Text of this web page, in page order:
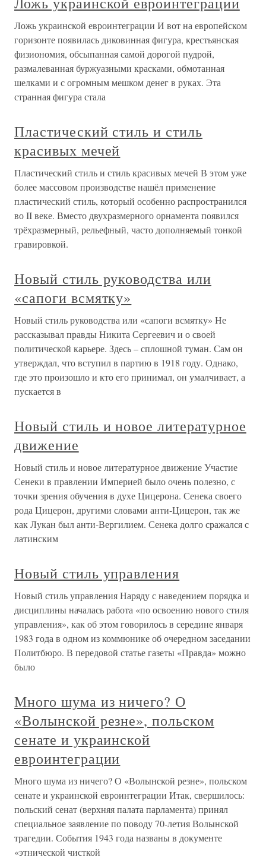
Ложь украинской евроинтеграции И вот на европейском
горизонте появилась диковинная фигура, крестьянская
физиономия, обсыпанная самой дорогой пудрой,
размалеванная буржуазными красками, обмотанная
шелками и с огромным мешком денег в руках. Эта
странная фигура стала
Пластический стиль и стиль
красивых мечей
Пластический стиль и стиль красивых мечей В этом уже
более массовом производстве нашёл применение
пластический стиль, который особенно распространился
во II веке. Вместо двухразмерного орнамента появился
трёхразмерный, рельефный, часто дополняемый тонкой
гравировкой.
Новый стиль руководства или
«сапоги всмятку»
Новый стиль руководства или «сапоги всмятку» Не
рассказывал правды Никита Сергеевич и о своей
политической карьере. Здесь – сплошной туман. Сам он
утверждал, что вступил в партию в 1918 году. Однако,
где это произошло и кто его принимал, он умалчивает, а
пускается в
Новый стиль и новое литературное
движение
Новый стиль и новое литературное движение Участие
Сенеки в правлении Империей было очень полезно, с
точки зрения обучения в духе Цицерона. Сенека своего
рода Цицерон, другими словами анти-Цицерон, так же
как Лукан был анти-Вергилием. Сенека долго сражался с
латинским
Новый стиль управления
Новый стиль управления Наряду с наведением порядка и
дисциплины началась работа «по освоению нового стиля
управления», как об этом говорилось в середине января
1983 года в одном из коммюнике об очередном заседании
Политбюро. В передовой статье газеты «Правда» можно
было
Много шума из ничего? О
«Волынской резне», польском
сенате и украинской
евроинтеграции
Много шума из ничего? О «Волынской резне», польском
сенате и украинской евроинтеграции Итак, свершилось:
польский сенат (верхняя палата парламента) принял
специальное заявление по поводу 70-летия Волынской
трагедии. События 1943 года названы в документе
«этнической чисткой